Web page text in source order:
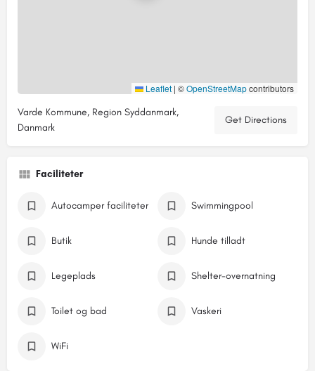
Leaflet | ©OpenStreetMapcontributors
Varde Kommune, Region Syddanmark,
Danmark
Get Directions
Faciliteter
Autocamper faciliteter Swimmingpool
Butik Hunde tilladt
Legeplads Shelter-overnatning
Toilet og bad Vaskeri
WiFi